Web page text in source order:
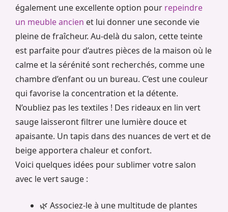
également une excellente option pour repeindre
un meuble ancien et lui donner une seconde vie
pleine de fraîcheur. Au-delà du salon, cette teinte
est parfaite pour d’autres pièces de la maison où le
calme et la sérénité sont recherchés, comme une
chambre d’enfant ou un bureau. C’est une couleur
qui favorise la concentration et la détente.
N’oubliez pas les textiles ! Des rideaux en lin vert
sauge laisseront filtrer une lumière douce et
apaisante. Un tapis dans des nuances de vert et de
beige apportera chaleur et confort.
Voici quelques idées pour sublimer votre salon
avec le vert sauge :
🌿 Associez-le à une multitude de plantes